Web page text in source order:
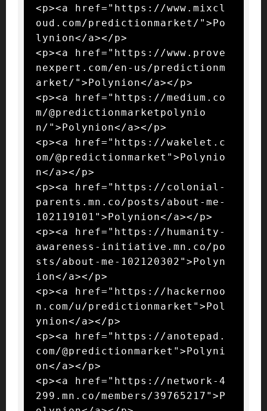
<p><a href="https://www.mixcl
oud.com/predictionmarket/">Po
lynion</a></p>
<p><a href="https://www.prove
nexpert.com/en-us/predictionm
arket/">Polynion</a></p>
<p><a href="https://medium.co
m/@predictionmarketpolynio
n/">Polynion</a></p>
<p><a href="https://wakelet.c
om/@predictionmarket">Polynio
n</a></p>
<p><a href="https://colonial-
parents.mn.co/posts/about-me-
102119101">Polynion</a></p>
<p><a href="https://humanity-
awareness-initiative.mn.co/po
sts/about-me-102120302">Polyn
ion</a></p>
<p><a href="https://hackernoo
n.com/u/predictionmarket">Pol
ynion</a></p>
<p><a href="https://anotepad.
com/@predictionmarket">Polyni
on</a></p>
<p><a href="https://network-4
299.mn.co/members/39765217">P